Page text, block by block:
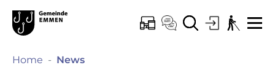
zur Startseite
Direkt zur Hauptnavigation
Direkt zum Inhalt
Direkt zur Suche
Direkt zum Stichwortverzeichnis
KopfzeileEmmen
Hauptnavigation
ONLINE-SCHALTER
KONTAKT
SUCHELOGIN
Hauptinhalt
Home News(ausgewählt)